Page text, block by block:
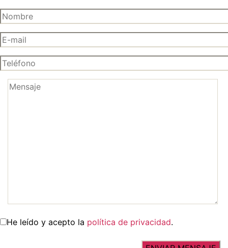
He leído y acepto la política de privacidad.